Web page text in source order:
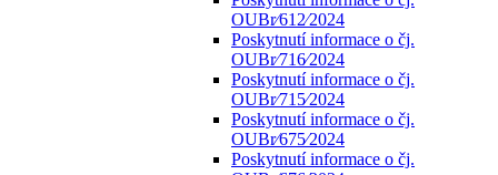
OUBr⁄612⁄2024
Poskytnutí informace o čj.
OUBr⁄716⁄2024
Poskytnutí informace o čj.
OUBr⁄715⁄2024
Poskytnutí informace o čj.
OUBr⁄675⁄2024
Poskytnutí informace o čj.